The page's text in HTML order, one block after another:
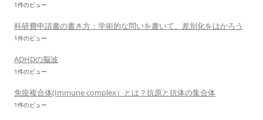
1件のビュー
科研費申請書の書き方：学術的な問いを書いて、差別化をはかろう
1件のビュー
ADHDの脳波
1件のビュー
免疫複合体(Immune complex）とは？抗原と抗体の集合体
1件のビュー